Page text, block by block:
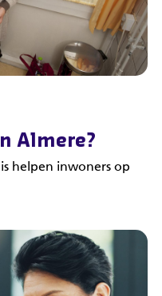
Almere?
helpen inwoners op